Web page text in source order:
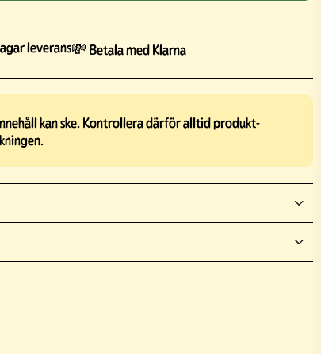
leverans💸 Betala med Klarna
kan ske. Kontrollera därför alltid produkt-